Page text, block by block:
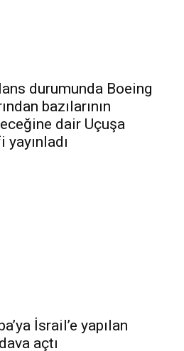
durumunda Boeing
bazılarının
dair Uçuşa
İsrail’e yapılan
açtı